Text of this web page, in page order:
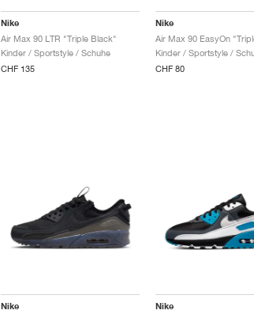
Nike
Air Max 90 LTR "Triple Black"
Kinder / Sportstyle / Schuhe
CHF 135
Nike
Air Max 90 EasyOn
Kinder / Sportstyle /
CHF 80
Nike Nike